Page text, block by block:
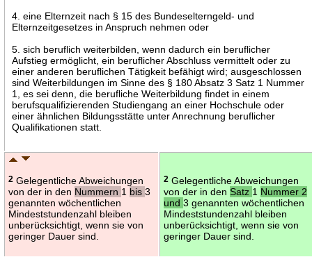
4. eine Elternzeit nach § 15 des Bundeselterngeld- und
Elternzeitgesetzes in Anspruch nehmen oder
5. sich beruflich weiterbilden, wenn dadurch ein beruflicher
Aufstieg ermöglicht, ein beruflicher Abschluss vermittelt oder zu
einer anderen beruflichen Tätigkeit befähigt wird; ausgeschlossen
sind Weiterbildungen im Sinne des § 180 Absatz 3 Satz 1 Nummer
1, es sei denn, die berufliche Weiterbildung findet in einem
berufsqualifizierenden Studiengang an einer Hochschule oder
einer ähnlichen Bildungsstätte unter Anrechnung beruflicher
Qualifikationen statt.
2 Gelegentliche Abweichungen
von der in den Nummern 1 bis3
genannten wöchentlichen
Mindeststundenzahl bleiben
unberücksichtigt, wenn sie von
geringer Dauer sind.
2 Gelegentliche Abweichungen
von der in denSatz 1 Nummer 2
und3 genannten wöchentlichen
Mindeststundenzahl bleiben
unberücksichtigt, wenn sie von
geringer Dauer sind.